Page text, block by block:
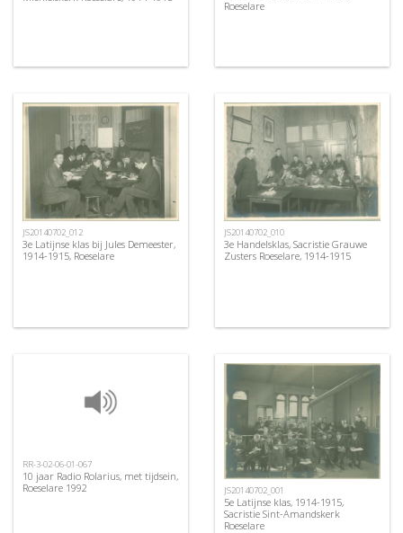
Roeselare
JS20140702_012
3e Latijnse klas bij Jules Demeester,
1914-1915, Roeselare
JS20140702_010
3e Handelsklas, Sacristie Grauwe
Zusters Roeselare, 1914-1915
RR-3-02-06-01-067
10 jaar Radio Rolarius, met tijdsein,
Roeselare 1992
JS20140702_001
5e Latijnse klas, 1914-1915,
Sacristie Sint-Amandskerk
Roeselare